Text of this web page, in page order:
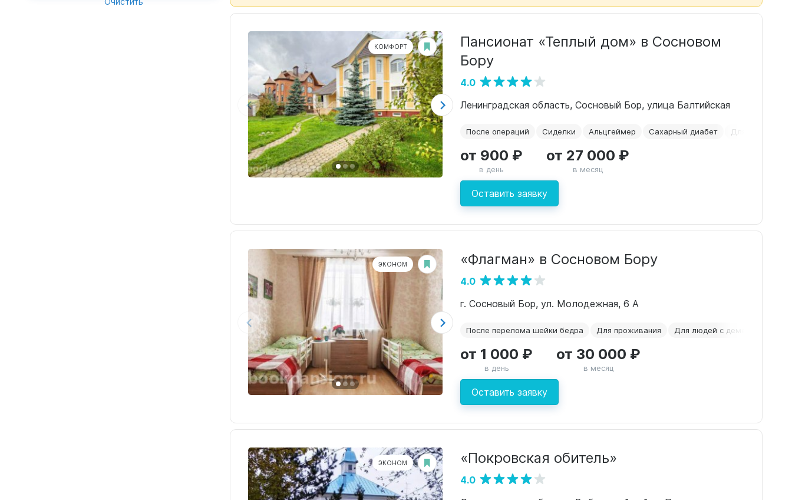
КОМФОРТ
Пансионат «Теплый дом» в Сосновом
Бору
4.0
Ленинградская область, Сосновый Бор, улица Балтийская
После операций Сиделки Альцгеймер Сахарный диабет Для лежачих
Оставить заявку
от 900 ₽
в день
от 27 000 ₽
в месяц
ЭКОНОМ «Флагман» в Сосновом Бору
4.0
г. Сосновый Бор, ул. Молодежная, 6 А
После перелома шейки бедра Для проживания Для людей с деменцией
Оставить заявку
от 1 000 ₽
в день
от 30 000 ₽
в месяц
ЭКОНОМ «Покровская обитель»
4.0